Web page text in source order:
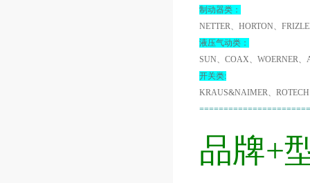
制动器类：
NETTER、HORTON、
液压气动类：
SUN、COAX、WOERNER
开关类:
KRAUS&NAIMER、
品牌+